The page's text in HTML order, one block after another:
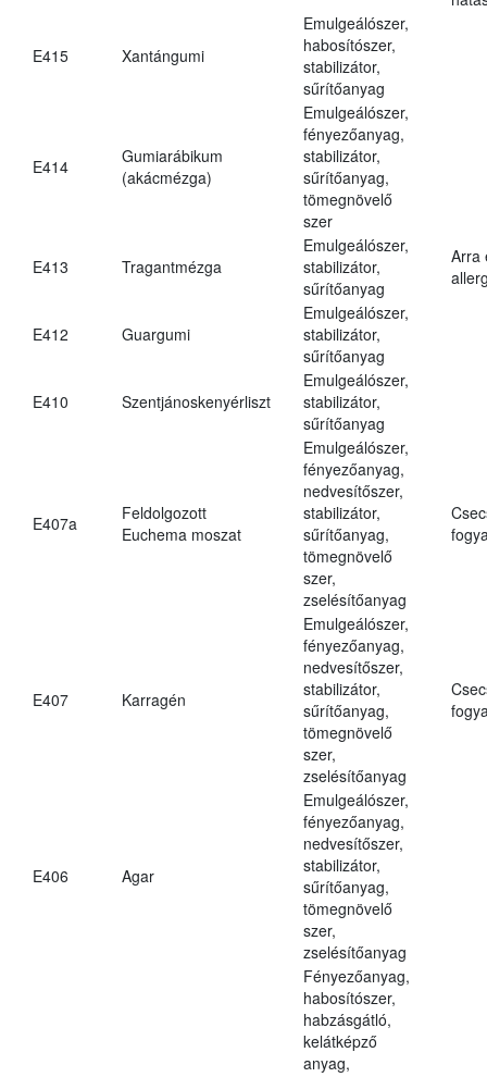
E415 Xantángumi
Emulgeálószer,
habosítószer,
stabilizátor,
sűrítőanyag
E414
Gumiarábikum
(akácmézga)
Emulgeálószer,
fényezőanyag,
stabilizátor,
sűrítőanyag,
tömegnövelő
szer
E413 Tragantmézga
Emulgeálószer,
stabilizátor,
sűrítőanyag
Arra
E412 Guargumi
Emulgeálószer,
stabilizátor,
sűrítőanyag
E410 Szentjánoskenyérliszt
Emulgeálószer,
stabilizátor,
sűrítőanyag
E407a
Feldolgozott
Euchema moszat
Emulgeálószer,
fényezőanyag,
nedvesítőszer,
stabilizátor,
sűrítőanyag,
tömegnövelő
szer,
zselésítőanyag
E407 Karragén
Emulgeálószer,
fényezőanyag,
nedvesítőszer,
stabilizátor,
sűrítőanyag,
tömegnövelő
szer,
zselésítőanyag
E406 Agar
Emulgeálószer,
fényezőanyag,
nedvesítőszer,
stabilizátor,
sűrítőanyag,
tömegnövelő
szer,
zselésítőanyag
Fényezőanyag,
habosítószer,
habzásgátló,
kelátképző
anyag,